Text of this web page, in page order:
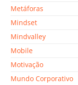
Metáforas
Mindset
Mindvalley
Mobile
Motivação
Mundo Corporativo